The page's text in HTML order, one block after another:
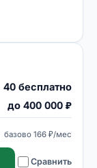
40 бесплатно
до 400 000 ₽
базово 166 ₽/мес
Сравнить